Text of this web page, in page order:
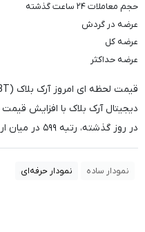
حجم معاملات ۲۴ ساعت گذشته
عرضه در گردش
عرضه کل
عرضه حداکثر
قیمت لحظه ای امروز آرک بلاک (ABT) برابر با
دیجیتال آرک بلاک با افزایش
در روز گذشته، رتبه۵۹۹ در میان
نمودار ساده نمودار حرفه‌ای